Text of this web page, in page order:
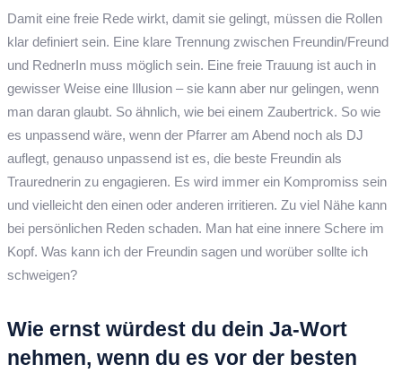
Damit eine freie Rede wirkt, damit sie gelingt, müssen die Rollen
klar definiert sein. Eine klare Trennung zwischen Freundin/Freund
und RednerIn muss möglich sein. Eine freie Trauung ist auch in
gewisser Weise eine Illusion – sie kann aber nur gelingen, wenn
man daran glaubt. So ähnlich, wie bei einem Zaubertrick. So wie
es unpassend wäre, wenn der Pfarrer am Abend noch als DJ
auflegt, genauso unpassend ist es, die beste Freundin als
Traurednerin zu engagieren. Es wird immer ein Kompromiss sein
und vielleicht den einen oder anderen irritieren. Zu viel Nähe kann
bei persönlichen Reden schaden. Man hat eine innere Schere im
Kopf. Was kann ich der Freundin sagen und worüber sollte ich
schweigen?
Wie ernst würdest du dein Ja-Wort
nehmen, wenn du es vor der besten